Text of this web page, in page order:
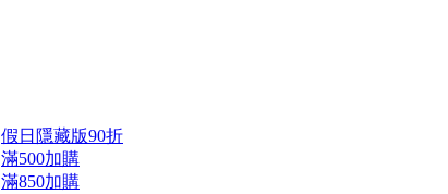
假日隱藏版90折
滿500加購
滿850加購